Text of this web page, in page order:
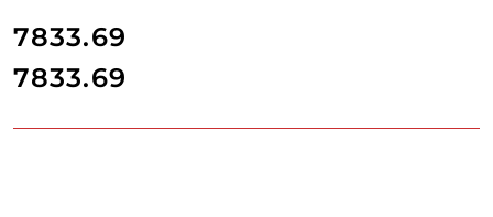
cena:
7833.69
Cena:
7833.69